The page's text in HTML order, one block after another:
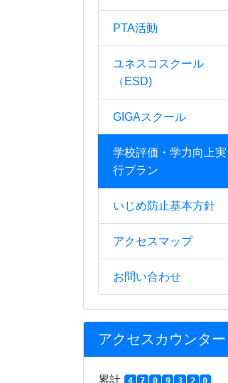
PTA活動
ユネスコスクール
（ESD)
GIGAスクール
学校評価・学力向上実
行プラン
いじめ防止基本方針
アクセスマップ
お問い合わせ
アクセスカウンター
累計